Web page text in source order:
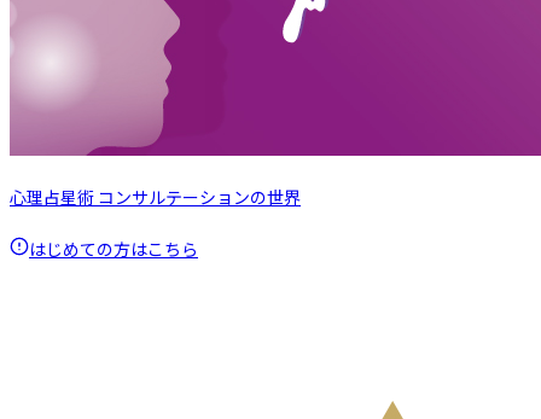
心理占星術 コンサルテーションの世界
はじめての方はこちら